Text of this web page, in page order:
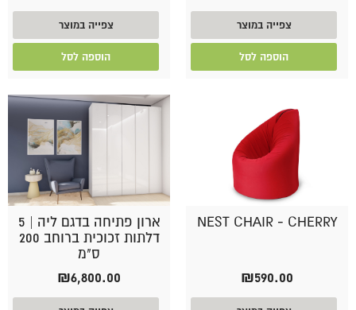
צפייה במוצר
הוספה לסל
צפייה במוצר
הוספה לסל
NEST CHAIR - CHERRY
₪590.00
ארון פתיחה בדגם ליה | 5
דלתות זכוכית ברוחב 200
ס"מ
₪6,800.00